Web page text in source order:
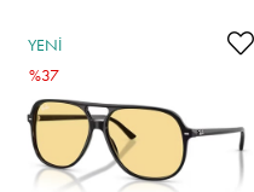
%37
YENI
ÜRÜN